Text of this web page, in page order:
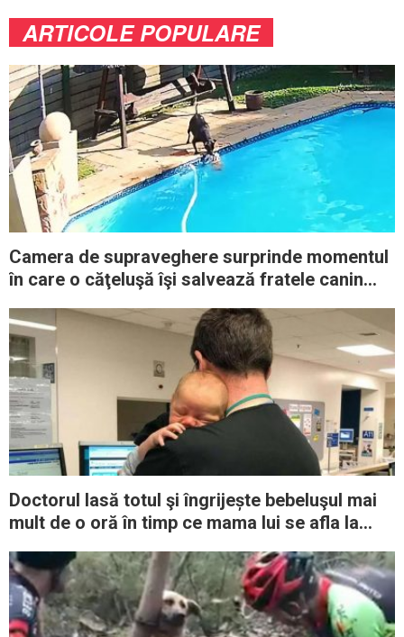
ARTICOLE POPULARE
Camera de supraveghere surprinde momentul
în care o căţeluşă îşi salvează fratele canin
Doctorul lasă totul şi îngrijește bebeluşul mai
mult de o oră în timp ce mama lui se afla la